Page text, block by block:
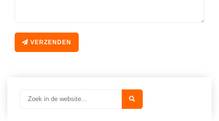
VERZENDEN